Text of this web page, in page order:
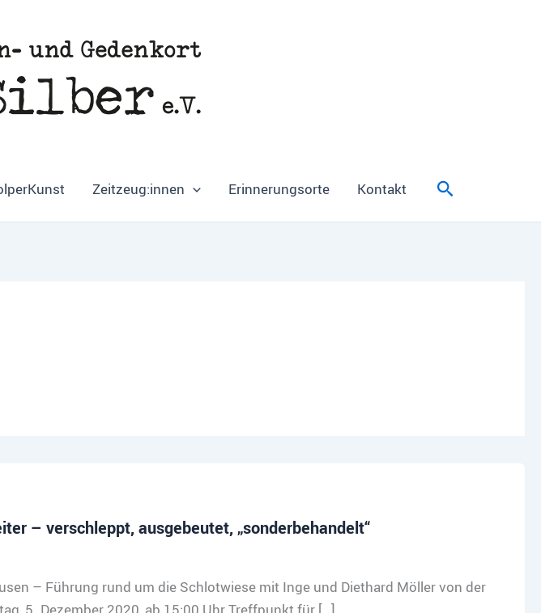
Zeitzeug:innen Erinnerungsorte Kontakt Suchen
– verschleppt, ausgebeutet, „sonderbehandelt“
– Führung rund um die Schlotwiese mit Inge und Diethard Möller von der
5. Dezember 2020, ab 15:00 Uhr Treffpunkt für […]